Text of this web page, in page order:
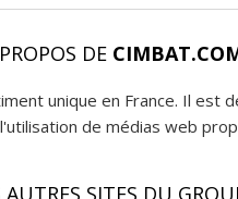
DE
unique en France. Il est
de médias web
AUTRES SITES DU